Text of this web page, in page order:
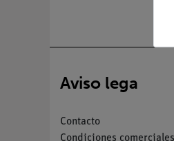
Aviso lega
Contacto
Condiciones comerciales